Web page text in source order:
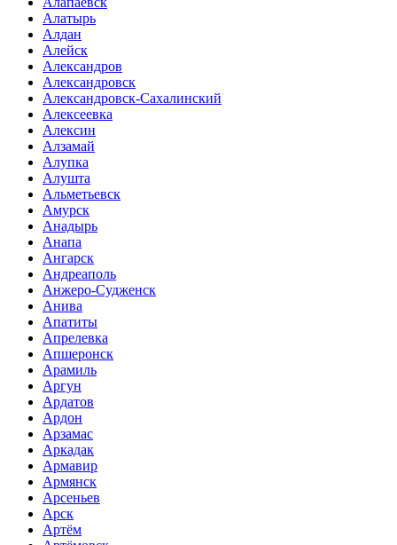
Алатырь
Алдан
Алейск
Александров
Александровск
Александровск-Сахалинский
Алексеевка
Алексин
Алзамай
Алупка
Алушта
Альметьевск
Амурск
Анадырь
Анапа
Ангарск
Андреаполь
Анжеро-Судженск
Анива
Апатиты
Апрелевка
Апшеронск
Арамиль
Аргун
Ардатов
Ардон
Арзамас
Аркадак
Армавир
Армянск
Арсеньев
Арск
Артём